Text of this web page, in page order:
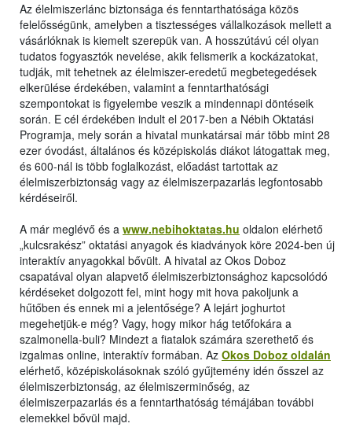
Az élelmiszerlánc biztonsága és fenntarthatósága közös
felelősségünk, amelyben a tisztességes vállalkozások mellett a
vásárlóknak is kiemelt szerepük van. A hosszútávú cél olyan
tudatos fogyasztók nevelése, akik felismerik a kockázatokat,
tudják, mit tehetnek az élelmiszer-eredetű megbetegedések
elkerülése érdekében, valamint a fenntarthatósági
szempontokat is figyelembe veszik a mindennapi döntéseik
során. E cél érdekében indult el 2017-ben a Nébih Oktatási
Programja, mely során a hivatal munkatársai már több mint 28
ezer óvodást, általános és középiskolás diákot látogattak meg,
és 600-nál is több foglalkozást, előadást tartottak az
élelmiszerbiztonság vagy az élelmiszerpazarlás legfontosabb
kérdéseiről.
A már meglévő és a www.nebihoktatas.hu oldalon elérhető
„kulcsrakész” oktatási anyagok és kiadványok köre 2024-ben új
interaktív anyagokkal bővült. A hivatal az Okos Doboz
csapatával olyan alapvető élelmiszerbiztonsághoz kapcsolódó
kérdéseket dolgozott fel, mint hogy mit hova pakoljunk a
hűtőben és ennek mi a jelentősége? A lejárt joghurtot
megehetjük-e még? Vagy, hogy mikor hág tetőfokára a
szalmonella-buli? Mindezt a fiatalok számára szerethető és
izgalmas online, interaktív formában. Az Okos Doboz oldalán
elérhető, középiskolásoknak szóló gyűjtemény idén ősszel az
élelmiszerbiztonság, az élelmiszerminőség, az
élelmiszerpazarlás és a fenntarthatóság témájában további
elemekkel bővül majd.